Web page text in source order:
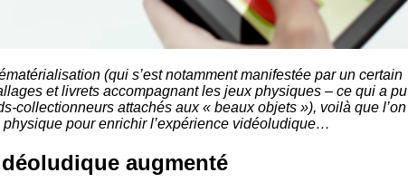
(qui s’est notamment manifestée par un certain
et livrets accompagnant les jeux physiques – ce qui a pu
collectionneurs attachés aux « beaux objets »), voilà que l’on
pour enrichir l’expérience vidéoludique…
augmenté